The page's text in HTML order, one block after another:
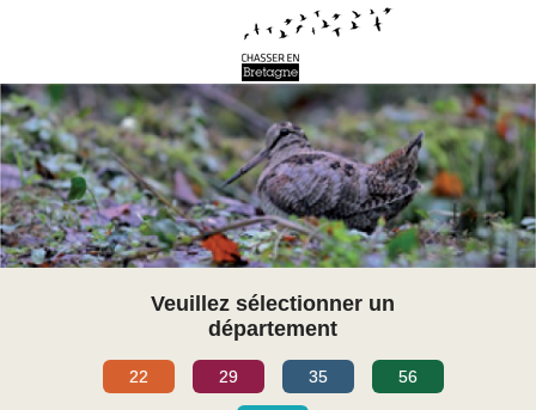
Veuillez sélectionner un
département
22 29 35 56